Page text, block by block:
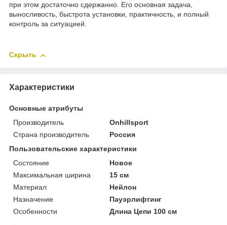
при этом достаточно сдержанно. Его основная задача,
выносливость, быстрота установки, практичность, и полный
контроль за ситуацией.
Скрыть
Характеристики
Основные атрибуты
Производитель
Onhillsport
Страна производитель
Россия
Пользовательские характеристики
Состояние
Новое
Максимальная ширина
15 см
Материал
Нейлон
Назначение
Пауэрлифтинг
Особенности
Длина Цепи 100 см